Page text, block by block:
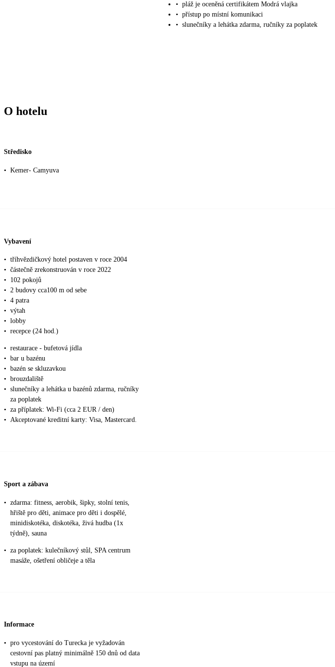
• pláž je oceněná certifikátem Modrá vlajka
• přístup po místní komunikaci
• slunečníky a lehátka zdarma, ručníky za poplatek
O hotelu
Středisko
• Kemer- Camyuva
Vybavení
• tříhvězdičkový hotel postaven v roce 2004
• částečně zrekonstruován v roce 2022
•
102 pokojů
• 2 budovy cca100 m od sebe
• 4 patra
• výtah
• lobby
• recepce (24 hod.)
• restaurace - bufetová jídla
• bar u bazénu
• bazén se skluzavkou
• brouzdaliště
• slunečníky a lehátka u bazénů zdarma, ručníky
za poplatek
• za příplatek: Wi-Fi (cca 2 EUR / den)
• Akceptované kreditní karty: Visa, Mastercard.
Sport a zábava
• zdarma: fitness, aerobik, šipky, stolní tenis,
hřiště pro děti, animace pro děti i dospělé,
minidiskotéka, diskotéka, živá hudba (1x
týdně), sauna
• za poplatek: kulečníkový stůl, SPA centrum
masáže, ošetření obličeje a těla
Informace
• pro vycestování do Turecka je vyžadován
cestovní pas platný minimálně 150 dnů od data
vstupu na území